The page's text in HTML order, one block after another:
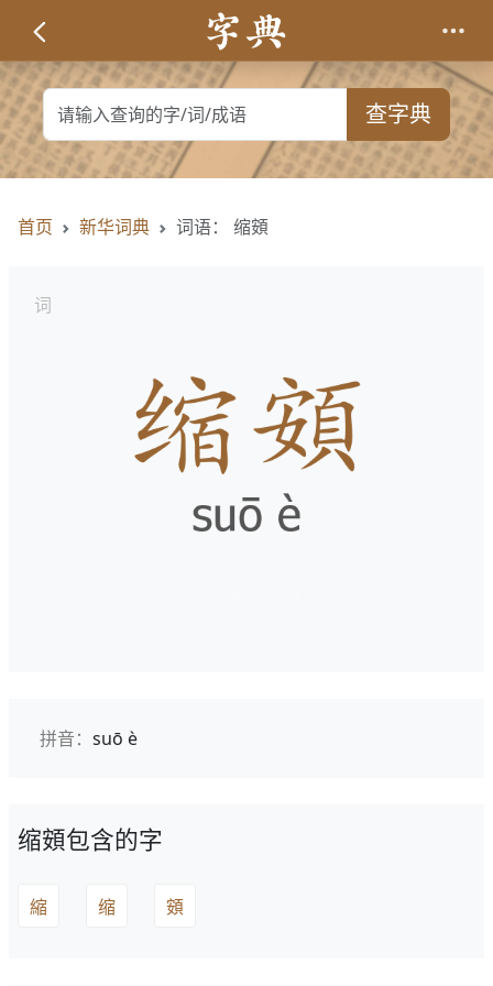
查字典
首页 新华词典 词语： 缩頞
词
拼音： suō è
缩頞包含的字
縮 缩 頞